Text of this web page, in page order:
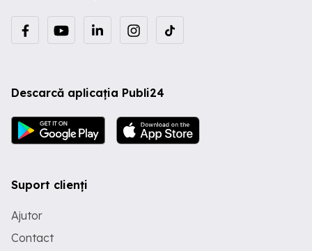
Descarcă aplicația Publi24
Suport clienți
Ajutor
Contact